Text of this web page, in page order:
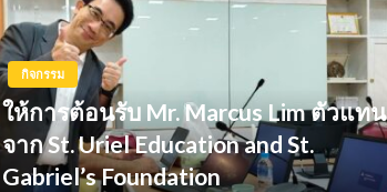
กิจกรรม
ให้การต้อนรับ Mr. Marcus Lim ตัวแทน
จาก St. Uriel Education and St.
Gabriel’s Foundation